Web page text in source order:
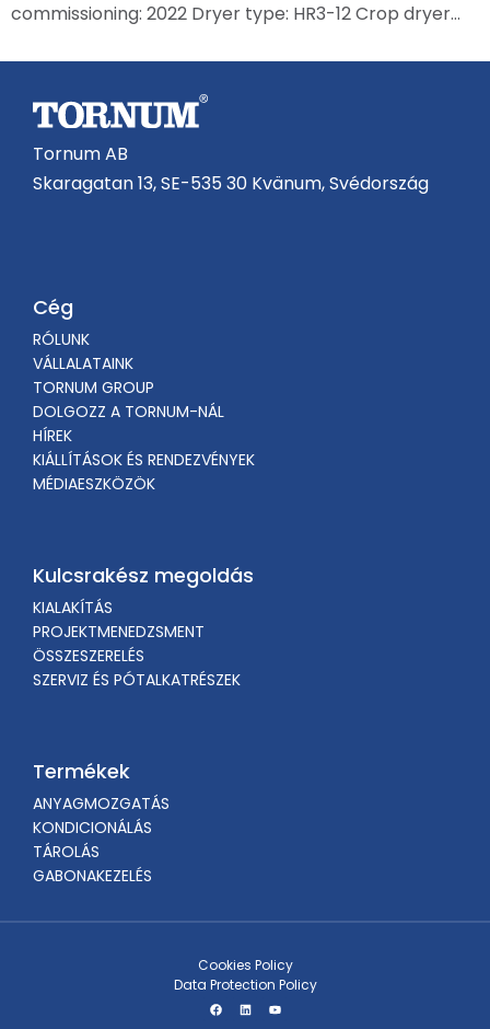
commissioning: 2022 Dryer type: HR3-12 Crop dryer…
Tornum AB
Skaragatan 13, SE-535 30 Kvänum, Svédország
Cég
RÓLUNK
VÁLLALATAINK
TORNUM GROUP
DOLGOZZ A TORNUM-NÁL
HÍREK
KIÁLLÍTÁSOK ÉS RENDEZVÉNYEK
MÉDIAESZKÖZÖK
Kulcsrakész megoldás
KIALAKÍTÁS
PROJEKTMENEDZSMENT
ÖSSZESZERELÉS
SZERVIZ ÉS PÓTALKATRÉSZEK
Termékek
ANYAGMOZGATÁS
KONDICIONÁLÁS
TÁROLÁS
GABONAKEZELÉS
Cookies Policy
Data Protection Policy